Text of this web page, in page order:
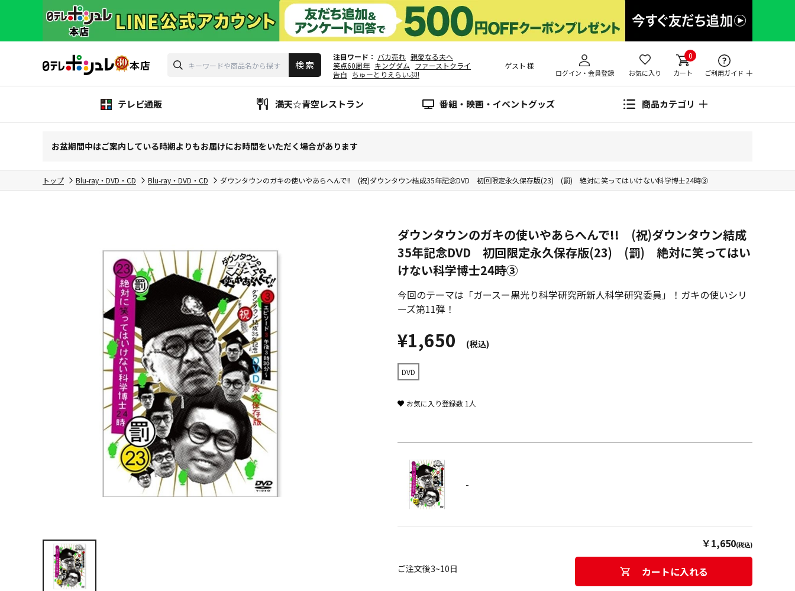
注目ワード バカ売れ 親愛なる夫へ
笑点60周年 キングダム ファーストクライ
告白 ちゅーとりえらいぶ!!
ゲスト 様
ログイン・会員登録 お気に入り
0
カート ご利用ガイド
テレビ通販 満天☆青空レストラン 番組・映画・イベントグッズ 商品カテゴリ
お盆期間中はご案内している時期よりもお届けにお時間をいただく場合があります
トップ Blu-ray・DVD・CD Blu-ray・DVD・CD ダウンタウンのガキの使いやあらへんで!! (祝)ダウンタウン結成35年記念DVD 初回限定永久保存版(23) (罰) 絶対に笑ってはいけない科学博士24時③
ダウンタウンのガキの使いやあらへんで!! (祝)ダウンタウン結成
35年記念DVD 初回限定永久保存版(23) (罰) 絶対に笑ってはい
けない科学博士24時③
今回のテーマは「ガースー黒光り科学研究所新人科学研究委員」！ガキの使いシリ
ーズ第11弾！
¥1,650 (税込)
DVD
お気に入り登録数 1 人
-
￥1,650(税込)
ご注文後3~10日 カートに入れる